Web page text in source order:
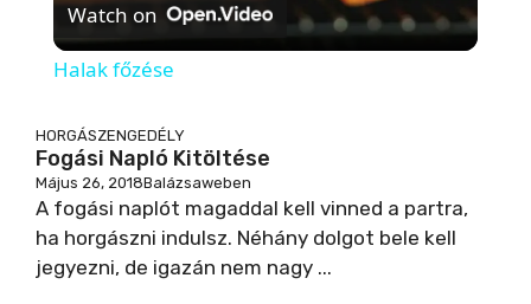
l
y
V
Watch on
Halak főzése
HORGÁSZENGEDÉLY
Fogási Napló Kitöltése
Május 26, 2018Balázsaweben
A fogási naplót magaddal kell vinned a partra,
ha horgászni indulsz. Néhány dolgot bele kell
jegyezni, de igazán nem nagy ...